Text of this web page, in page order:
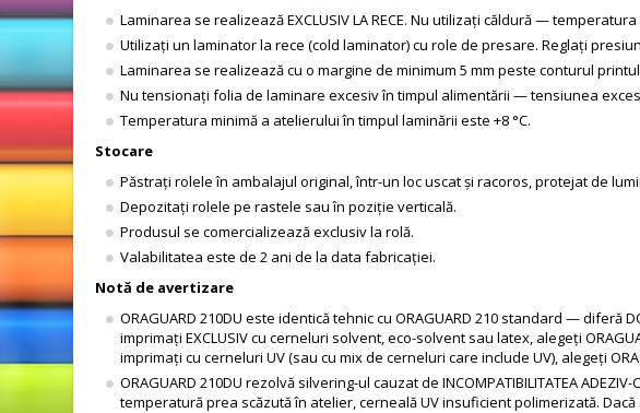
Laminarea se realizează EXCLUSIV LA RECE. Nu utilizați căldură —
Utilizați un laminator la rece (cold laminator) cu role de presare. Reglați
Laminarea se realizează cu o margine de minimum 5 mm peste conturul
Nu tensionați folia de laminare excesiv în timpul alimentării — tensiunea
Temperatura minimă a atelierului în timpul laminării este +8 °C.
Stocare
Păstrați rolele în ambalajul original, într-un loc uscat și racoros, protejat de
Depozitați rolele pe rastele sau în poziție verticală.
Produsul se comercializează exclusiv la rolă.
Valabilitatea este de 2 ani de la data fabricației.
Notă de avertizare
ORAGUARD 210DU este identică tehnic cu ORAGUARD 210 standard —
imprimați EXCLUSIV cu cerneluri solvent, eco-solvent sau latex, alegeți
imprimați cu cerneluri UV (sau cu mix de cerneluri care include UV), alegeți
ORAGUARD 210DU rezolvă silvering-ul cauzat de INCOMPATIBILITATEA
temperatură prea scăzută în atelier, cerneală UV insuficient polimerizată.